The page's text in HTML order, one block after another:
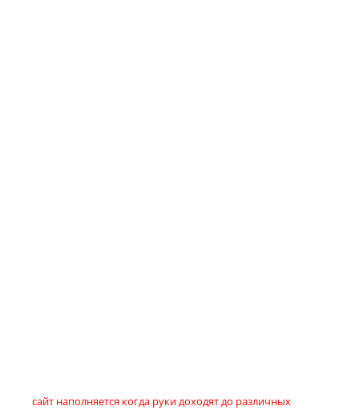
сайт наполняется когда руки доходят до различных